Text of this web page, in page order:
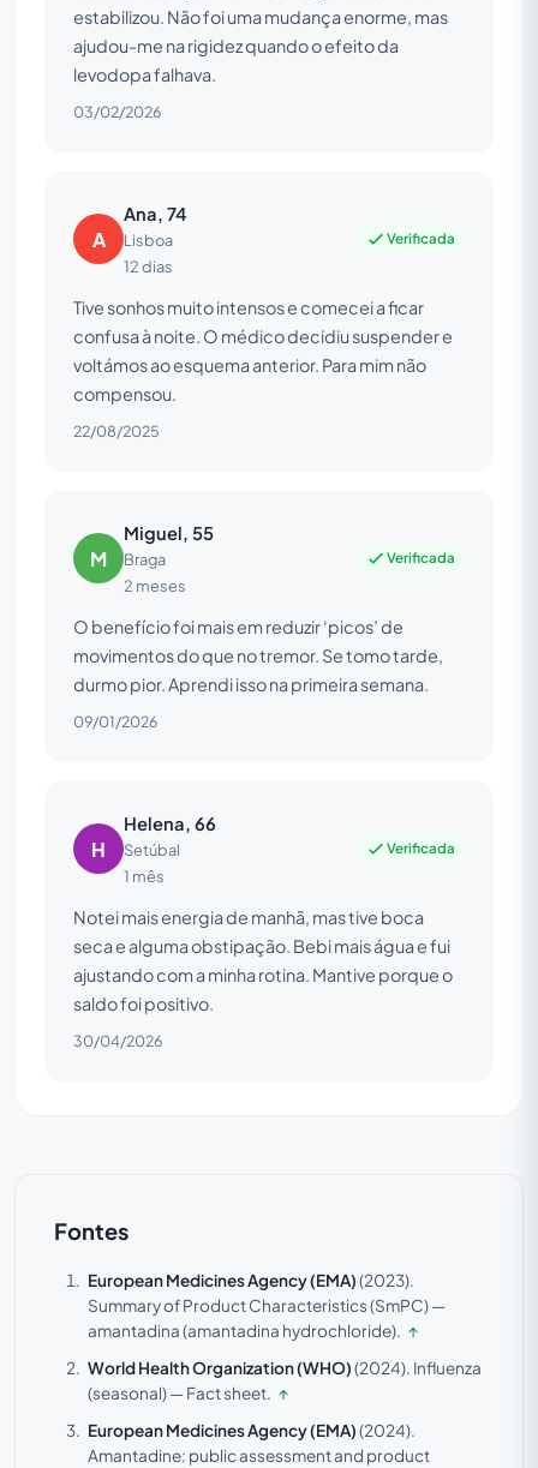
estabilizou. Não foi uma mudança enorme, mas
ajudou-me na rigidez quando o efeito da
levodopa falhava.
03/02/2026
A
Ana, 74
Lisboa
12 dias
Verificada
Tive sonhos muito intensos e comecei a ficar
confusa à noite. O médico decidiu suspender e
voltámos ao esquema anterior. Para mim não
compensou.
22/08/2025
M
Miguel, 55
Braga
2 meses
Verificada
O benefício foi mais em reduzir ‘picos’ de
movimentos do que no tremor. Se tomo tarde,
durmo pior. Aprendi isso na primeira semana.
09/01/2026
H
Helena, 66
Setúbal
1 mês
Verificada
Notei mais energia de manhã, mas tive boca
seca e alguma obstipação. Bebi mais água e fui
ajustando com a minha rotina. Mantive porque o
saldo foi positivo.
30/04/2026
Fontes
European Medicines Agency (EMA)(2023).
Summary of Product Characteristics (SmPC) —
amantadina (amantadina hydrochloride). ↑
World Health Organization (WHO)(2024). Influenza
(seasonal) — Fact sheet. ↑
European Medicines Agency (EMA)(2024).
Amantadine: public assessment and product